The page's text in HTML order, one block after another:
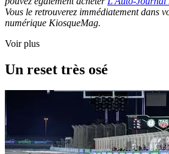
Vous le retrouverez immédiatement dans
numérique KiosqueMag.
Voir plus
Un reset très osé